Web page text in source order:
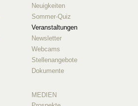
Neuigkeiten
Sommer-Quiz
Veranstaltungen
Newsletter
Webcams
Stellenangebote
Dokumente
MEDIEN